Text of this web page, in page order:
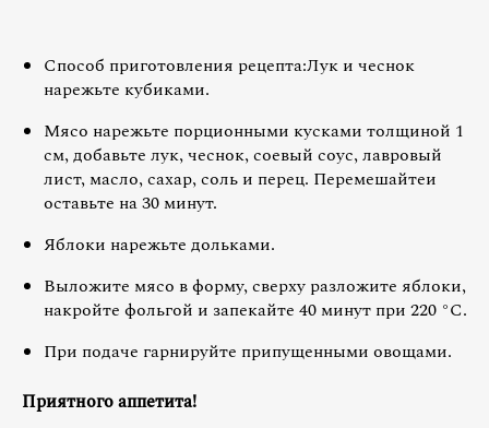
Способ приготовления рецепта:Лук и чеснок
нарежьте кубиками.
Мясо нарежьте порционными кусками толщиной 1
см, добавьте лук, чеснок, соевый соус, лавровый
лист, масло, сахар, соль и перец. Перемешайтеи
оставьте на 30 минут.
Яблоки нарежьте дольками.
Выложите мясо в форму, сверху разложите яблоки,
накройте фольгой и запекайте 40 минут при 220 °С.
При подаче гарнируйте припущенными овощами.
Приятного аппетита!